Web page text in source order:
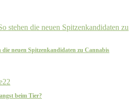
die neuen Spitzenkandidaten zu Cannabis
beim Tier?